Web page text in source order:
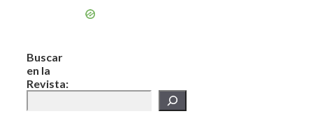
Buscar
en la
Revista: